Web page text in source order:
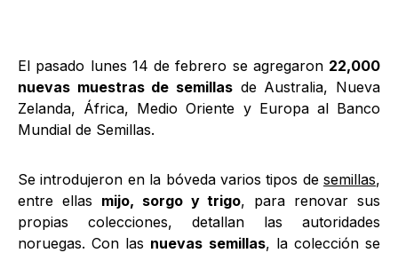
El pasado lunes 14 de febrero se agregaron 22,000
nuevas muestras de semillas de Australia, Nueva
Zelanda, África, Medio Oriente y Europa al Banco
Mundial de Semillas.
Se introdujeron en la bóveda varios tipos de semillas,
entre ellas mijo, sorgo y trigo, para renovar sus
propias colecciones, detallan las autoridades
noruegas. Con las nuevas semillas, la colección se